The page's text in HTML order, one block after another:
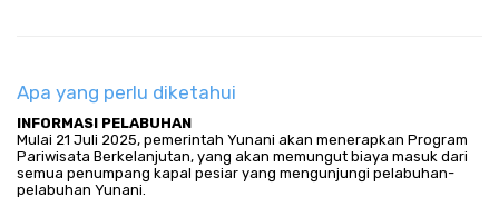
Apa yang perlu diketahui
INFORMASI PELABUHAN
Mulai 21 Juli 2025, pemerintah Yunani akan menerapkan Program
Pariwisata Berkelanjutan, yang akan memungut biaya masuk dari
semua penumpang kapal pesiar yang mengunjungi pelabuhan-
pelabuhan Yunani.